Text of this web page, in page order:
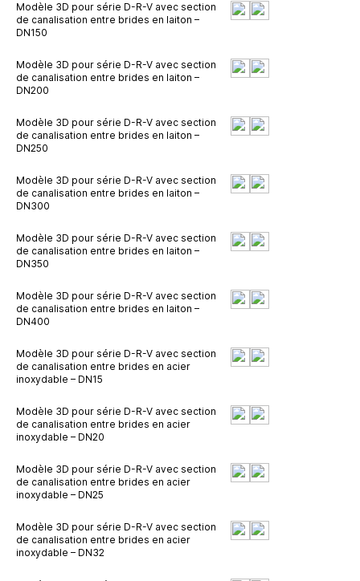
Modèle 3D pour série D-R-V avec section
de canalisation entre brides en laiton –
DN150
Modèle 3D pour série D-R-V avec section
de canalisation entre brides en laiton –
DN200
Modèle 3D pour série D-R-V avec section
de canalisation entre brides en laiton –
DN250
Modèle 3D pour série D-R-V avec section
de canalisation entre brides en laiton –
DN300
Modèle 3D pour série D-R-V avec section
de canalisation entre brides en laiton –
DN350
Modèle 3D pour série D-R-V avec section
de canalisation entre brides en laiton –
DN400
Modèle 3D pour série D-R-V avec section
de canalisation entre brides en acier
inoxydable – DN15
Modèle 3D pour série D-R-V avec section
de canalisation entre brides en acier
inoxydable – DN20
Modèle 3D pour série D-R-V avec section
de canalisation entre brides en acier
inoxydable – DN25
Modèle 3D pour série D-R-V avec section
de canalisation entre brides en acier
inoxydable – DN32